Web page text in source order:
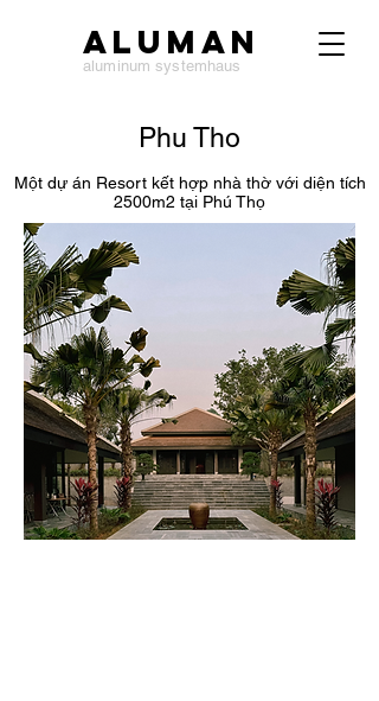
ALUMAN
aluminum systemhaus
Phu Tho
Một dự án Resort kết hợp nhà thờ với diện tích
2500m2 tại Phú Thọ